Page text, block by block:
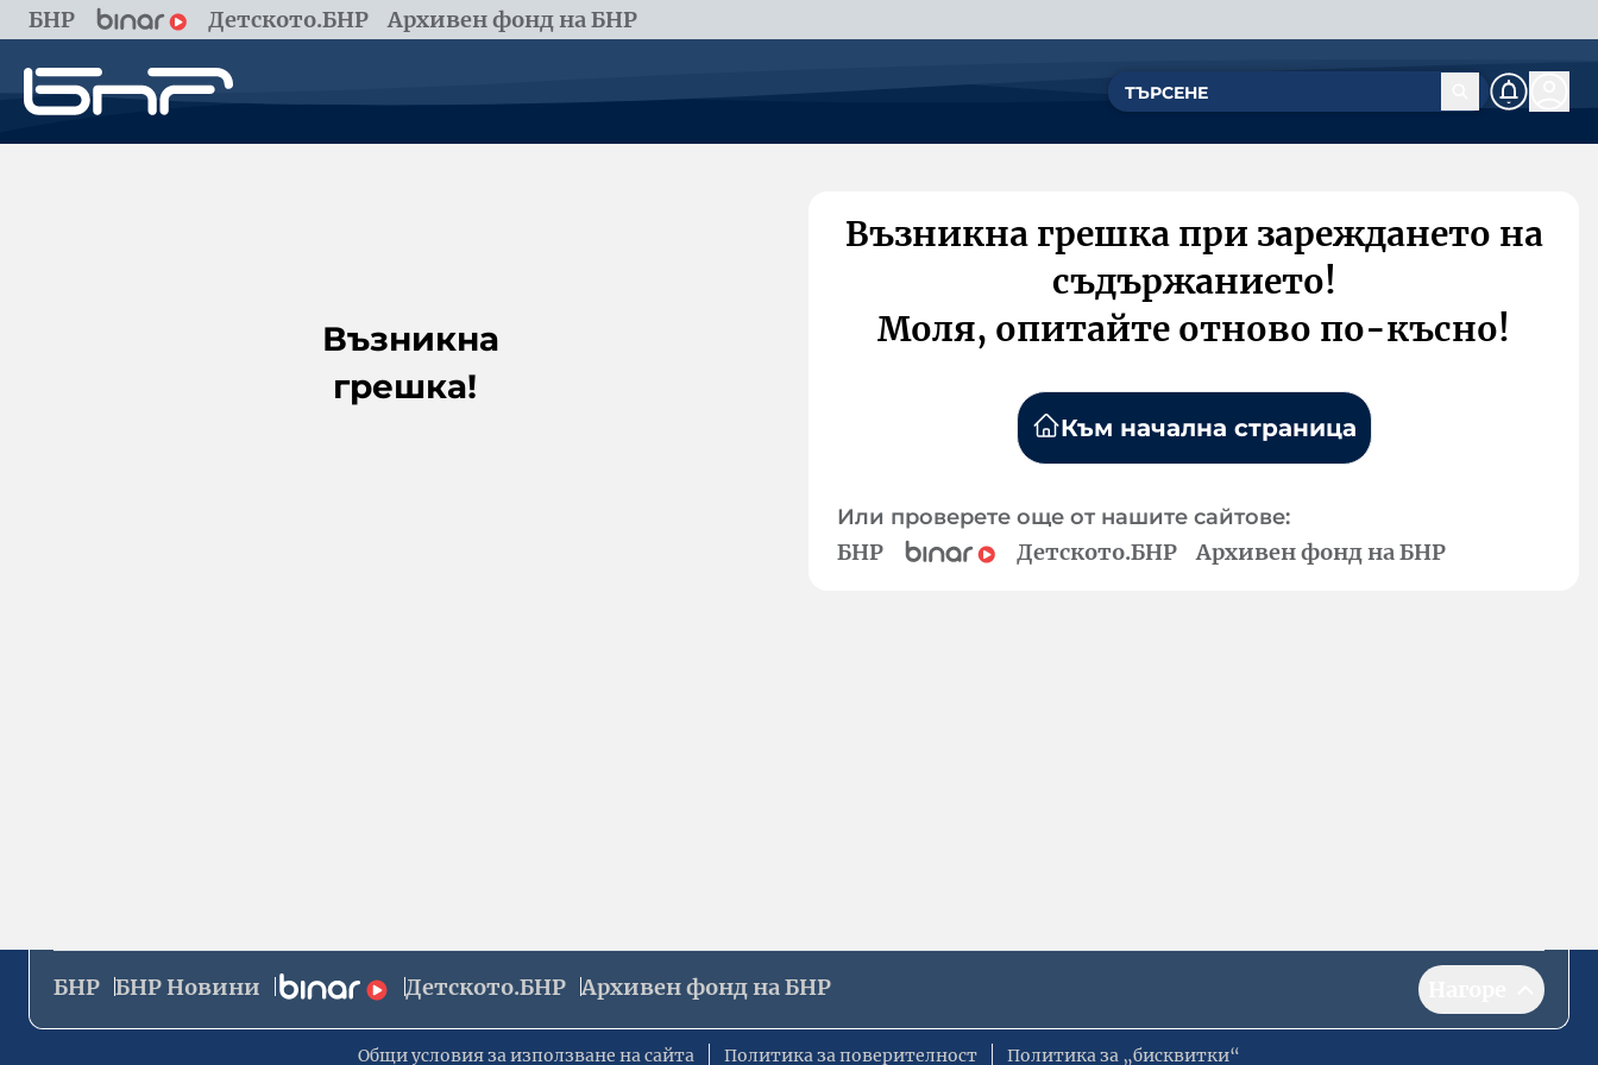
БНР Детското.БНР Архивен фонд на БНР
Възникна
грешка!
Възникна грешка при зареждането на
съдържанието!
Моля, опитайте отново по-късно!
Към начална страница
Или проверете още от нашите сайтове:
БНР Детското.БНР Архивен фонд на БНР
БНР БНР Новини Детското.БНР Архивен фонд на БНР
Общи условия за използване на сайта Политика за поверителност Политика за „бисквитки“